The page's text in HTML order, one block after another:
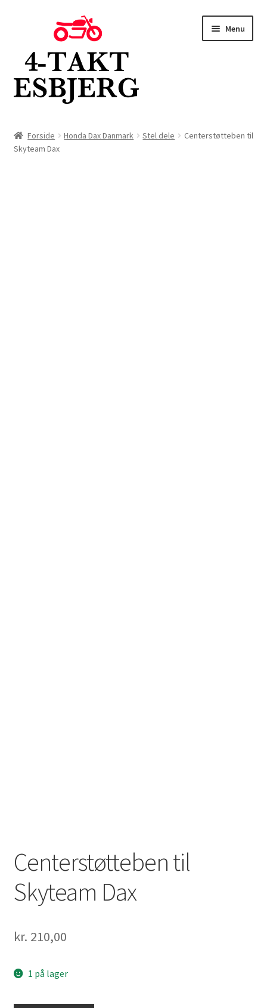
navigation
indhold
Menu
Butik
Forside Honda Dax Danmark Stel dele
Centerstøtteben til
Skyteam Dax
Centerstøtteben til
Skyteam Dax
kr. 210,00
1 på lager